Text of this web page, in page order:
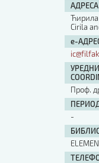
АДРЕСА
Ћирила
Cirila
е-
Проф.
-